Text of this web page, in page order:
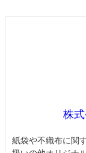
株
紙袋や不織布に関